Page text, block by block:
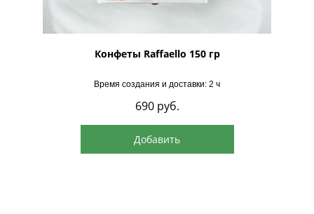
Конфеты Raffaello 150 гр
Время создания и доставки: 2 ч
690 руб.
Добавить